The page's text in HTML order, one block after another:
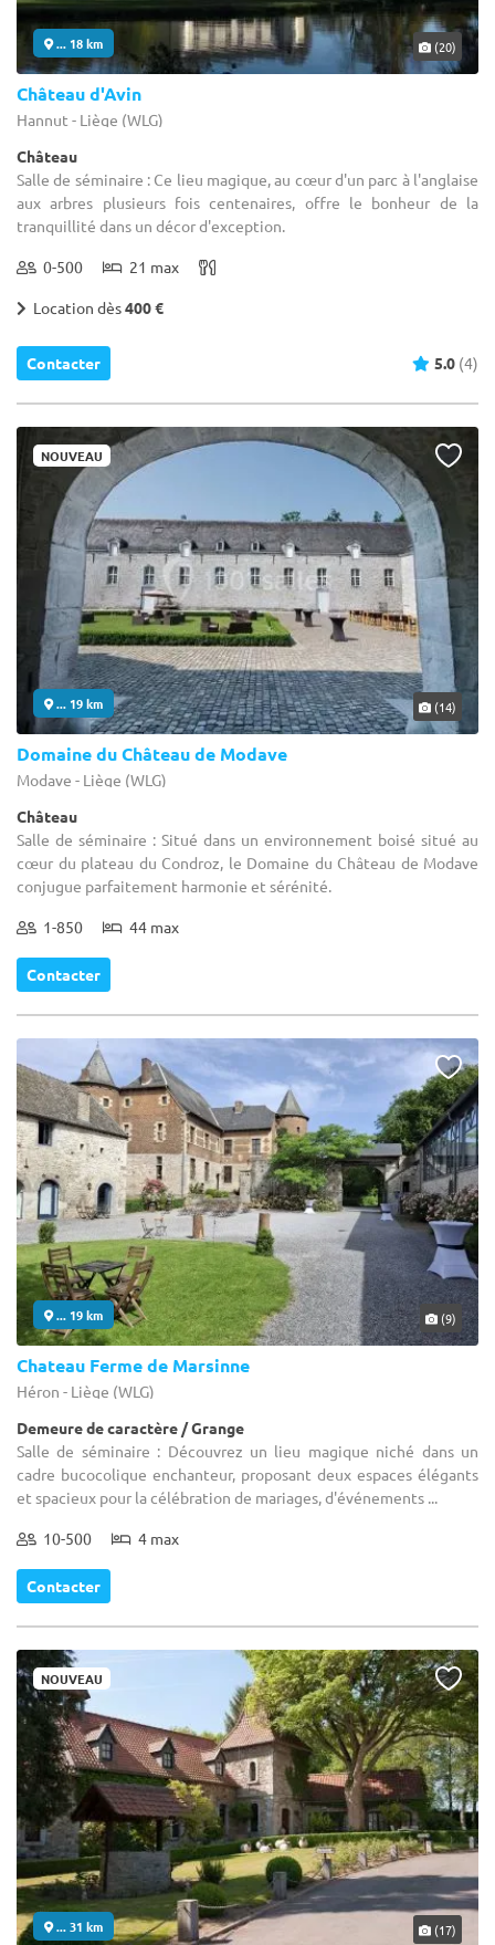
... 18 km (20)
Château d'Avin
Hannut - Liège (WLG)
Château
Salle de séminaire : Ce lieu magique, au cœur d'un parc à l'anglaise
aux arbres plusieurs fois centenaires, offre le bonheur de la
tranquillité dans un décor d'exception.
0-500 21 max
Location dès400 €
Contacter 5.0 (4)
NOUVEAU
... 19 km (14)
Domaine du Château de Modave
Modave - Liège (WLG)
Château
Salle de séminaire : Situé dans un environnement boisé situé au
cœur du plateau du Condroz, le Domaine du Château de Modave
conjugue parfaitement harmonie et sérénité.
1-850 44 max
Contacter
... 19 km (9)
Chateau Ferme de Marsinne
Héron - Liège (WLG)
Demeure de caractère / Grange
Salle de séminaire : Découvrez un lieu magique niché dans un
cadre bucocolique enchanteur, proposant deux espaces élégants
et spacieux pour la célébration de mariages, d'événements ...
10-500 4 max
Contacter
NOUVEAU
... 31 km (17)